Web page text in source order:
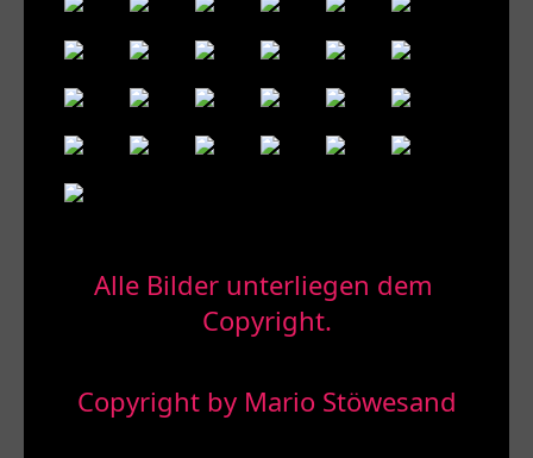
Alle Bilder unterliegen dem
Copyright.
Copyright by Mario Stöwesand